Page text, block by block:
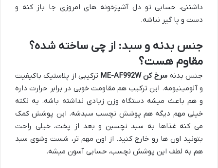
داشتنی، حسابی تو دل آشپزخونه های امروزی جا باز کنه و
دست و پا گیر نباشه.
جنس بدنه و سبد: از چی ساخته شده؟
مقاوم هست؟
جنس بدنهسرخ کن ME-AF992W
ترکیبی از پلاستیک باکیفیت
و آلومینیومه. این ترکیب هم مقاومت خوبی در برابر حرارت داره
و هم باعث میشه دستگاه وزن زیادی نداشته باشه. یه نکته
خیلی مهم دیگه هم پوشش نچسب سبدشه. این پوشش کمک
می کنه غذاها به سبد نچسبن و بعد از پخت، خیلی راحت
بتونید اون ها رو خارج کنید. از اون مهم تر، شست وشوی سبد
هم به لطف این پوشش نچسب، حسابی آسون میشه.